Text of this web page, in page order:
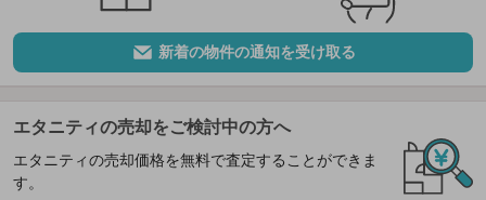
新着の物件の通知を受け取る
エタニティの売却をご検討中の方へ
エタニティの売却価格を無料で査定することができま
す。